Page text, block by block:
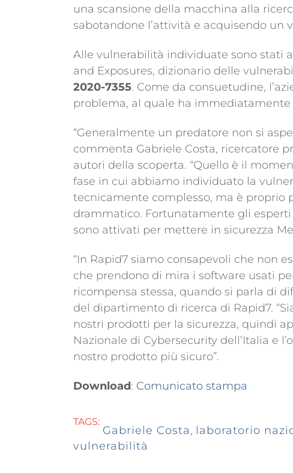
una scansione della macchina alla
sabotandone l’attività e acquisendo un
Alle vulnerabilità individuate sono stati
and Exposures, dizionario delle
2020-7355. Come da consuetudine,
problema, al quale ha
“Generalmente un predatore non si
commenta Gabriele Costa, ricercatore
autori della scoperta. “Quello è il
fase in cui abbiamo individuato la
tecnicamente complesso, ma è proprio
drammatico. Fortunatamente gli
sono attivati per mettere in sicurezza
“In Rapid7 siamo consapevoli che non
che prendono di mira i software usati
ricompensa stessa, quando si parla di
del dipartimento di ricerca di Rapid7.
nostri prodotti per la sicurezza, quindi
Nazionale di Cybersecurity dell’Italia e
nostro prodotto più sicuro”.
Download: Comunicato stampa
TAGS:
Gabriele Costa, laboratorio
vulnerabilità